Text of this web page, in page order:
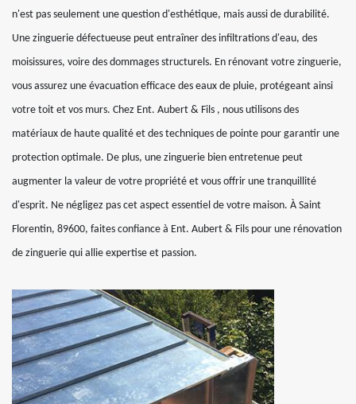
n'est pas seulement une question d'esthétique, mais aussi de durabilité.
Une zinguerie défectueuse peut entraîner des infiltrations d'eau, des
moisissures, voire des dommages structurels. En rénovant votre zinguerie,
vous assurez une évacuation efficace des eaux de pluie, protégeant ainsi
votre toit et vos murs. Chez Ent. Aubert & Fils , nous utilisons des
matériaux de haute qualité et des techniques de pointe pour garantir une
protection optimale. De plus, une zinguerie bien entretenue peut
augmenter la valeur de votre propriété et vous offrir une tranquillité
d'esprit. Ne négligez pas cet aspect essentiel de votre maison. À Saint
Florentin, 89600, faites confiance à Ent. Aubert & Fils pour une rénovation
de zinguerie qui allie expertise et passion.